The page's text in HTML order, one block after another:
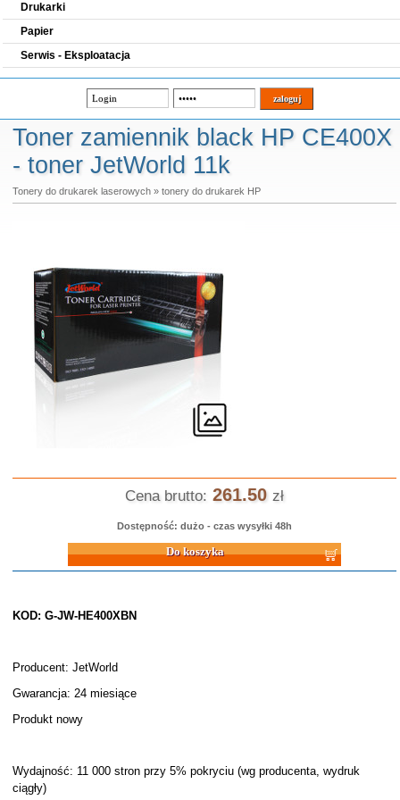
Drukarki
Papier
Serwis - Eksploatacja
Toner zamiennik black HP CE400X
- toner JetWorld 11k
Tonery do drukarek laserowych» tonery do drukarek HP
Cena brutto: 261.50 zł
Dostępność: dużo - czas wysyłki 48h
Do koszyka
KOD: G-JW-HE400XBN
Producent: JetWorld
Gwarancja: 24 miesiące
Produkt nowy
Wydajność: 11 000 stron przy 5% pokryciu (wg producenta, wydruk
ciągły)